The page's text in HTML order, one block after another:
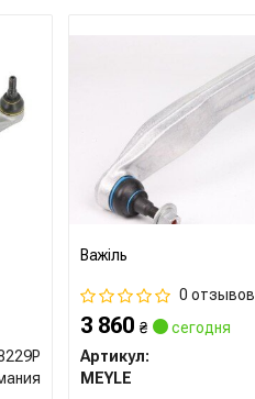
Важіль
0 отзывов
3 860 ₴
сегодня
Артикул:
MEYLE